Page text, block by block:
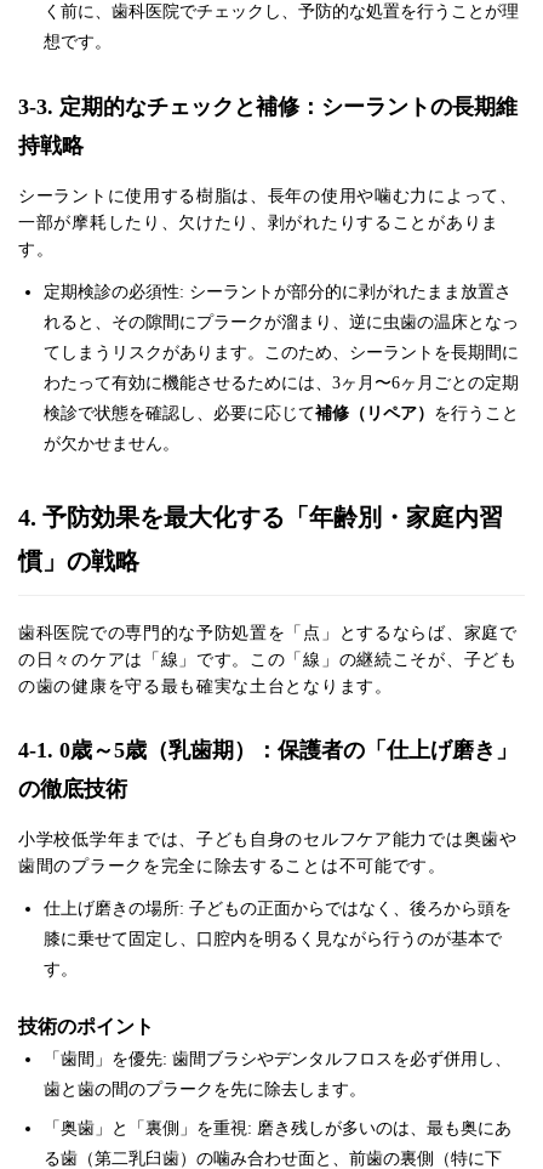
く前に、歯科医院でチェックし、予防的な処置を行うことが理
想です。
3-3. 定期的なチェックと補修：シーラントの長期維
持戦略
シーラントに使用する樹脂は、長年の使用や噛む力によって、
一部が摩耗したり、欠けたり、剥がれたりすることがありま
す。
定期検診の必須性: シーラントが部分的に剥がれたまま放置さ
れると、その隙間にプラークが溜まり、逆に虫歯の温床となっ
てしまうリスクがあります。このため、シーラントを長期間に
わたって有効に機能させるためには、3ヶ月〜6ヶ月ごとの定期
検診で状態を確認し、必要に応じて補修（リペア） を行うこと
が欠かせません。
4. 予防効果を最大化する「年齢別・家庭内習
慣」の戦略
歯科医院での専門的な予防処置を「点」とするならば、家庭で
の日々のケアは「線」です。この「線」の継続こそが、子ども
の歯の健康を守る最も確実な土台となります。
4-1. 0歳～5歳（乳歯期）：保護者の「仕上げ磨き」
の徹底技術
小学校低学年までは、子ども自身のセルフケア能力では奥歯や
歯間のプラークを完全に除去することは不可能です。
仕上げ磨きの場所: 子どもの正面からではなく、後ろから頭を
膝に乗せて固定し、口腔内を明るく見ながら行うのが基本で
す。
技術のポイント
「歯間」を優先: 歯間ブラシやデンタルフロスを必ず併用し、
歯と歯の間のプラークを先に除去します。
「奥歯」と「裏側」を重視: 磨き残しが多いのは、最も奥にあ
る歯（第二乳臼歯）の噛み合わせ面と、前歯の裏側（特に下